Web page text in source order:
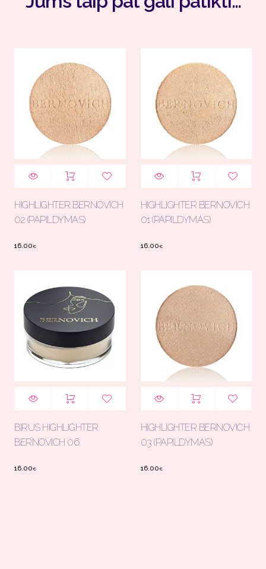
HIGHLIGHTER BERNOVICH
02 (PAPILDYMAS)
16.00€
HIGHLIGHTER BERNOVICH
01 (PAPILDYMAS)
16.00€
BIRUS HIGHLIGHTER
BERNOVICH 06
16.00€
HIGHLIGHTER BERNOVICH
03 (PAPILDYMAS)
16.00€